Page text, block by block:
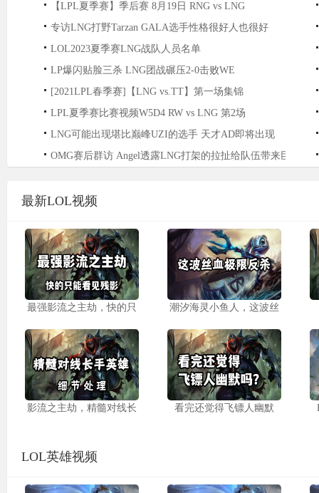
【LPL夏季赛】季后赛 8月19日 RNG vs LNG
专访LNG打野Tarzan GALA选手性格很好人也很好
LOL2023夏季赛LNG战队人员名单
LP爆闪贴脸三杀 LNG团战碾压2-0击败WE
[2021LPL春季赛]【LNG vs.TT】第一场集锦
LPL夏季赛比赛视频W5D4 RW vs LNG 第2场
LNG可能出现堪比巅峰UZI的选手 天才AD即将出现
OMG赛后群访 Angel透露LNG打架的拉扯给队伍带来巨大压
最新LOL视频
最强影流之主劫，快的只 潮汐海灵小鱼人，这波丝
影流之主劫，精髓对线长 看完还觉得飞镖人幽默
LOL英雄视频